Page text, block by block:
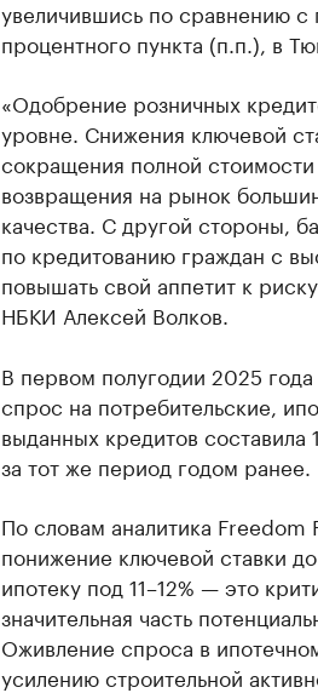
увеличившись по сравнению
процентного пункта (п.п.), в
«Одобрение розничных
уровне. Снижения ключевой
сокращения полной
возвращения на рынок
качества. С другой стороны,
по кредитованию граждан с
повышать свой аппетит к
НБКИ Алексей Волков.
В первом полугодии 2025
спрос на потребительские,
выданных кредитов
за тот же период годом ранее.
По словам аналитика
понижение ключевой ставки
ипотеку под 11–12% — это
значительная часть
Оживление спроса в
усилению строительной